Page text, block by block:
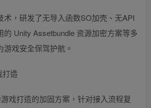
，研发了无导入函数SO加壳、无API
的 Unity Assetbundle 资源加密方案等多
戏安全保驾护航。
造
打造的加固方案，针对接入流程复